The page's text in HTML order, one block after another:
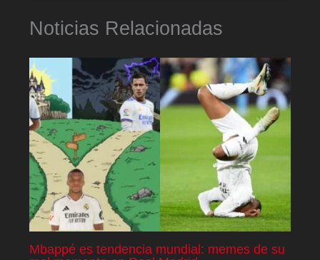
Noticias Relacionadas
Mbappé es tendencia mundial: memes de su